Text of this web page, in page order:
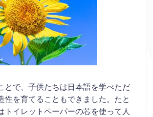
とで、子供たちは日本語を学べただ
性を育てることもできました。たと
トイレットペーパーの芯を使って人